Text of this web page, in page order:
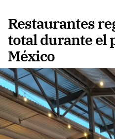
Restaurantes
total durante el
México